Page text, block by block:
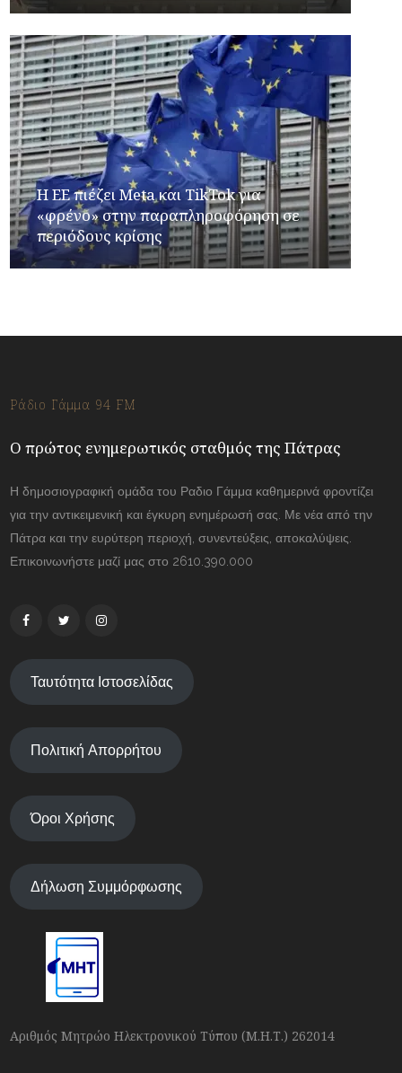
Η ΕΕ πιέζει Meta και TikTok για
«φρένο» στην παραπληροφόρηση σε
περιόδους κρίσης
Ράδιο Γάμμα 94 FM
Ο πρώτος ενημερωτικός σταθμός της Πάτρας
Η δημοσιογραφική ομάδα του Ραδιο Γάμμα καθημερινά φροντίζει
για την αντικειμενική και έγκυρη ενημέρωσή σας. Με νέα από την
Πάτρα και την ευρύτερη περιοχή, συνεντεύξεις, αποκαλύψεις.
Επικοινωνήστε μαζί μας στο 2610.390.000
Ταυτότητα Ιστοσελίδας
Πολιτική Απορρήτου
Όροι Χρήσης
Δήλωση Συμμόρφωσης
Αριθμός Μητρώο Ηλεκτρονικού Τύπου (Μ.Η.Τ.) 262014